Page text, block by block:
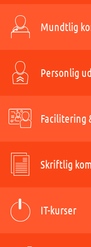
Mundtlig
Personlig
Facilitering
Skriftlig
IT-kurser